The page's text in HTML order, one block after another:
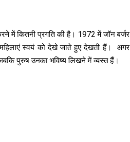
में कितनी प्रगति की है। 1972 में जॉन बर्जर
स्वयं को देखे जाते हुए देखती हैं। अगर
पुरुष उनका भविष्य लिखने में व्यस्त हैं।